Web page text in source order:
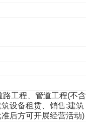
工程、管道工程(不含
设备租赁、销售;建筑
后方可开展经营活动)